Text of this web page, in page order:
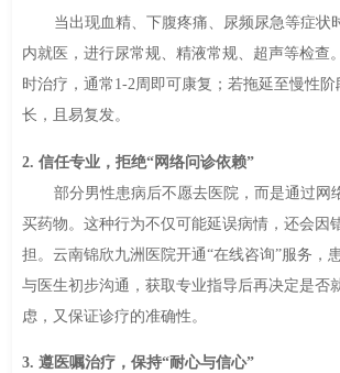
当出现血精、下腹疼痛、尿频尿急等症状
内就医，进行尿常规、精液常规、超声等检查
时治疗，通常1-2周即可康复；若拖延至慢性
长，且易复发。
2. 信任专业，拒绝“网络问诊依赖”
部分男性患病后不愿去医院，而是通过网
买药物。这种行为不仅可能延误病情，还会因
担。云南锦欣九洲医院开通“在线咨询”服务，
与医生初步沟通，获取专业指导后再决定是否
虑，又保证诊疗的准确性。
3. 遵医嘱治疗，保持“耐心与信心”